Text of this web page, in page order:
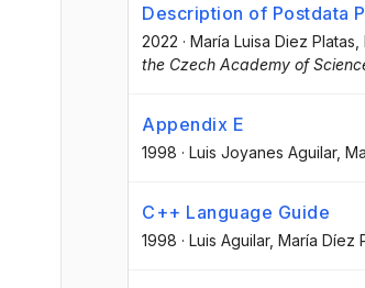
Description of Postdata
2022 · María Luisa Diez Platas
the Czech Academy of
Appendix E
1998 · Luis Joyanes Aguilar,
C++ Language Guide
1998 · Luis Aguilar, María Díez